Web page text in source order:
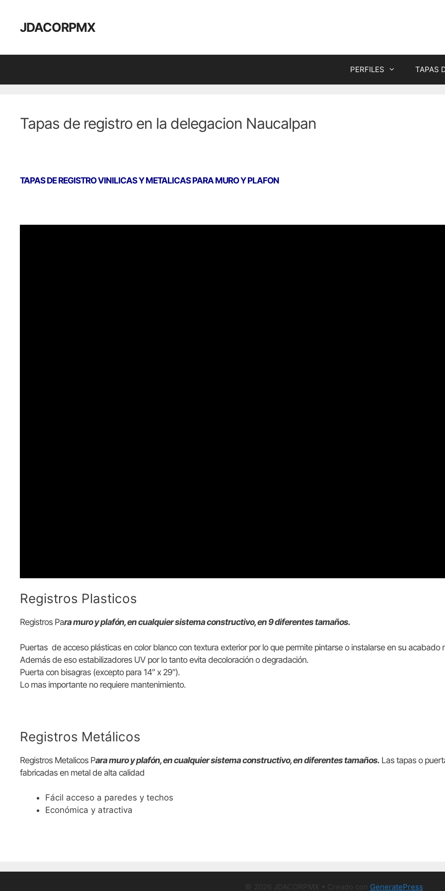
contenidoJDACORPMX
PERFILES TAPAS
Tapas de registro en la delegacion Naucalpan
TAPAS DE REGISTRO VINILICAS Y METALICAS PARA MURO Y PLAFON
Registros Plasticos
Registros Para muro y plafón, en cualquier sistema constructivo, en 9 diferentes tamaños.
Puertas de acceso plásticas en color blanco con textura exterior por lo que permite pintarse o instalarse en su acabado
Además de eso estabilizadores UV por lo tanto evita decoloración o degradación.
Puerta con bisagras (excepto para 14″ x 29″).
Lo mas importante no requiere mantenimiento.
Registros Metálicos
Registros Metalicos Para muro y plafón, en cualquier sistema constructivo, en diferentes tamaños. Las tapas o
fabricadas en metal de alta calidad
Fácil acceso a paredes y techos
Económica y atractiva
© 2026 JDACORPMX • Creado con GeneratePress